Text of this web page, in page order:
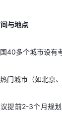
与地点
40多个城市设有
门城市（如北京
提前2-3个月规